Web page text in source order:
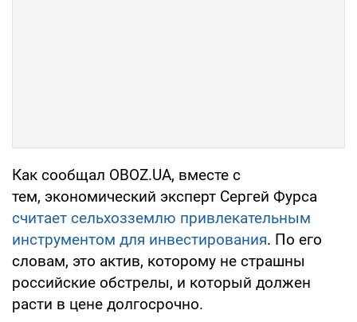
Как сообщал OBOZ.UA, вместе с
тем, экономический эксперт Сергей Фурса
считает сельхозземлю привлекательным
инструментом для инвестирования. По его
словам, это актив, которому не страшны
российские обстрелы, и который должен
расти в цене долгосрочно.